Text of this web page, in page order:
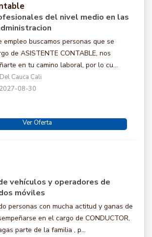
del nivel medio en las
empleo buscamos personas que se
de ASISTENTE CONTABLE, nos
en tu camino laboral, por lo cu...
Cauca Cali
08-30
Ver Oferta
vehículos y operadores de
móviles
personas con mucha actitud y ganas de
en el cargo de CONDUCTOR,
parte de la familia , p...